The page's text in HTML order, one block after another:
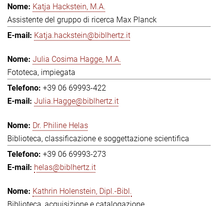
Katja Hackstein, M.A.
Assistente del gruppo di ricerca Max Planck
Katja.hackstein@biblhertz.it
Julia Cosima Hagge, M.A.
Fototeca, impiegata
+39 06 69993-422
Julia.Hagge@biblhertz.it
Dr. Philine Helas
Biblioteca, classificazione e soggettazione scientifica
+39 06 69993-273
helas@biblhertz.it
Kathrin Holenstein, Dipl.-Bibl.